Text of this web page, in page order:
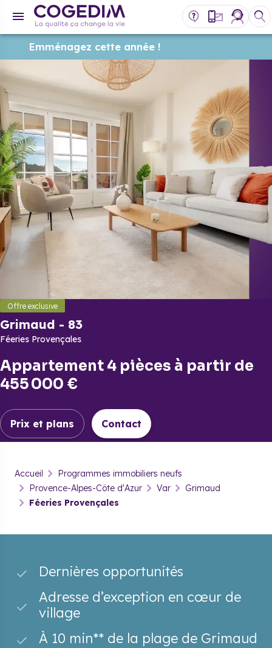
Offre exclusive
Grimaud - 83
Féeries Provençales
Appartement 4 pièces à partir de
455 000 €
Prix et plans Contact
Emménagez cette année !
Féeries Provençales
Prix & plans Brochure
Accueil
Programmes immobiliers neufs
Provence-Alpes-Côte d'Azur
Var
Grimaud
Féeries Provençales
Dernières opportunités
Adresse d’exception en cœur de
village
À 10 min** de la plage de Grimaud